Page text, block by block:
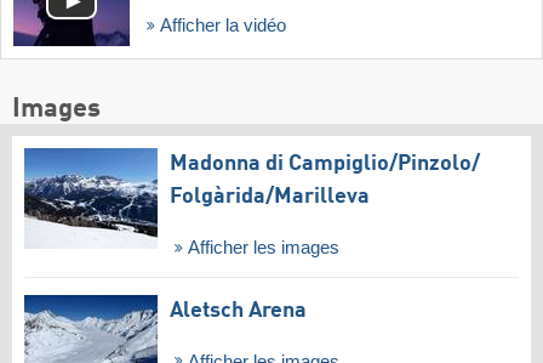
Afficher la vidéo
Images
Madonna di Campiglio/​Pinzolo/​
Folgàrida/​Marilleva
Afficher les images
Aletsch Arena